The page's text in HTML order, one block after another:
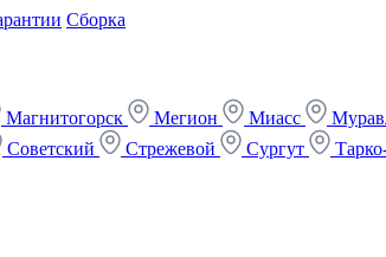
Сборка
Магнитогорск Мегион Миасс
Советский Стрежевой Сургут